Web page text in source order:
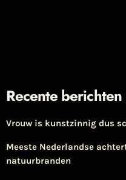
Recente berichten
Vrouw is kunstzinnig dus
Meeste Nederlandse
natuurbranden